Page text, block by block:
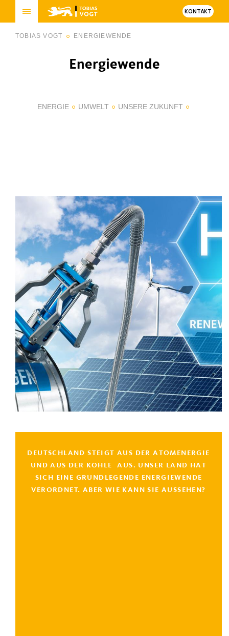
KONTAKT
TOBIAS VOGT ENERGIEWENDE
Energiewende
ENERGIE UMWELT UNSERE ZUKUNFT
DEUTSCHLAND STEIGT AUS DER ATOMENERGIE
UND AUS DER KOHLE AUS. UNSER LAND HAT
SICH EINE GRUNDLEGENDE ENERGIEWENDE
VERORDNET. ABER WIE KANN SIE AUSSEHEN?